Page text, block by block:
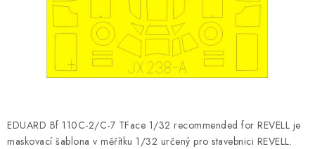
SKY RIDERS COFFEE
PRODÁVANÉ ZNAČKY
Velkoobchod (B2B)
FAQ Hromadná objednávka
EDUARD Bf 110C-2/C-7 TFace 1/32 recommended for REVELL je
maskovací šablona v měřítku 1/32 určený pro stavebnici REVELL.